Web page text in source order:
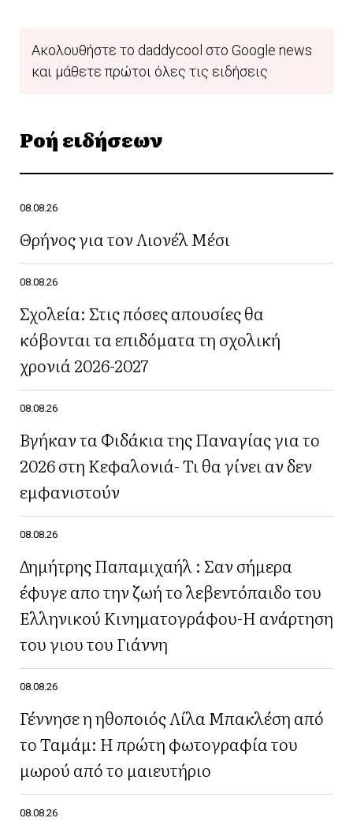
Ακολουθήστε το daddycool στο Google news
και μάθετε πρώτοι όλες τις ειδήσεις
Ροή ειδήσεων
08.08.26
Θρήνος για τον Λιονέλ Μέσι
08.08.26
Σχολεία: Στις πόσες απουσίες θα
κόβονται τα επιδόματα τη σχολική
χρονιά 2026-2027
08.08.26
Βγήκαν τα Φιδάκια της Παναγίας για το
2026 στη Κεφαλονιά- Τι θα γίνει αν δεν
εμφανιστούν
08.08.26
Δημήτρης Παπαμιχαήλ : Σαν σήμερα
έφυγε απο την ζωή το λεβεντόπαιδο του
Ελληνικού Κινηματογράφου-Η ανάρτηση
του γιου του Γιάννη
08.08.26
Γέννησε η ηθοποιός Λίλα Μπακλέση από
το Ταμάμ: Η πρώτη φωτογραφία του
μωρού από το μαιευτήριο
08.08.26